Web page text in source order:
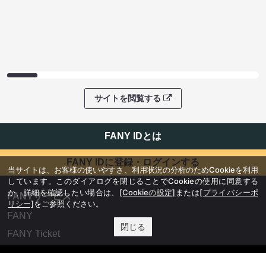
サイトを閲覧する
FANY IDとは
FANY IDに登録・ログインする
FANYサービス
FANY
FANY Ticket
当サイトは、お客様の使いやすさ、利用状況の分析のためCookieを利用
しています。このダイアログを閉じることでCookieの使用に同意する
か、詳細を確認したい場合は、 [Cookieの設定] または[プライバシーポ
リシー]をご参照ください。
閉じる